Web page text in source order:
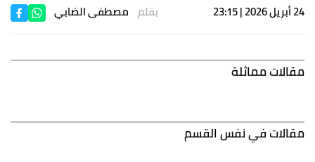
24 أبريل 2026 | 23:15 بقلم مصطفى الضابي
مقالات مماثلة
مقالات في نفس القسم